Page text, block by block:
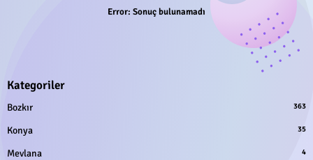
Error: Sonuç bulunamadı
Kategoriler
Bozkır 363
Konya 35
Mevlana 4